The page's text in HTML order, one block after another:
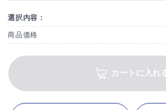
選択内容：
商品価格
カートに入れ